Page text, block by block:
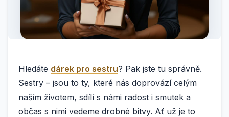
Hledáte dárek pro sestru? Pak jste tu správně.
Sestry – jsou to ty, které nás doprovází celým
naším životem, sdílí s námi radost i smutek a
občas s nimi vedeme drobné bitvy. Ať už je to